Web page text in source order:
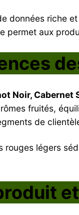
données riche
permet aux
Noir, Cabernet
fruités,
de
légers